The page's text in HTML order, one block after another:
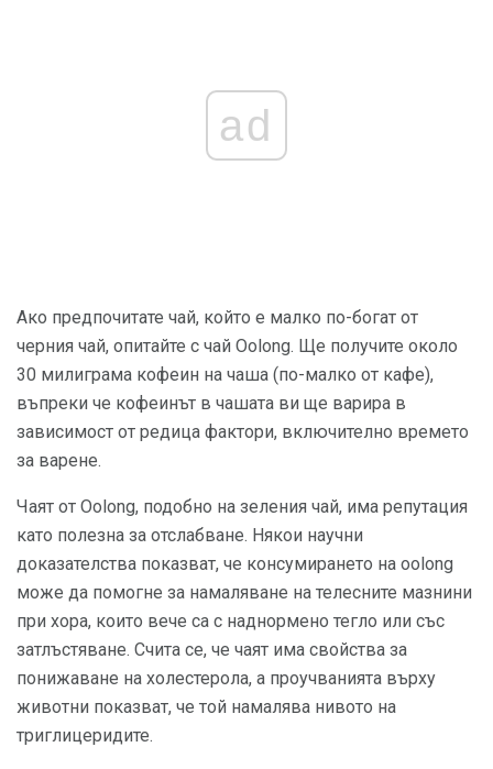
ad
Ако предпочитате чай, който е малко по-богат от
черния чай, опитайте с чай Oolong. Ще получите около
30 милиграма кофеин на чаша (по-малко от кафе),
въпреки че кофеинът в чашата ви ще варира в
зависимост от редица фактори, включително времето
за варене.
Чаят от Oolong, подобно на зеления чай, има репутация
като полезна за отслабване. Някои научни
доказателства показват, че консумирането на oolong
може да помогне за намаляване на телесните мазнини
при хора, които вече са с наднормено тегло или със
затлъстяване. Счита се, че чаят има свойства за
понижаване на холестерола, а проучванията върху
животни показват, че той намалява нивото на
триглицеридите.